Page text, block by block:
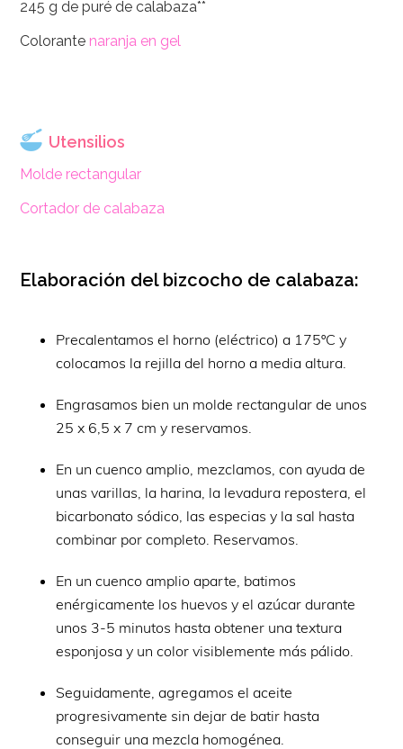
245 g de puré de calabaza**
Colorante naranja en gel
Utensilios
Molde rectangular
Cortador de calabaza
Elaboración del bizcocho de calabaza:
Precalentamos el horno (eléctrico) a 175ºC y
colocamos la rejilla del horno a media altura.
Engrasamos bien un molde rectangular de unos
25 x 6,5 x 7 cm y reservamos.
En un cuenco amplio, mezclamos, con ayuda de
unas varillas, la harina, la levadura repostera, el
bicarbonato sódico, las especias y la sal hasta
combinar por completo. Reservamos.
En un cuenco amplio aparte, batimos
enérgicamente los huevos y el azúcar durante
unos 3-5 minutos hasta obtener una textura
esponjosa y un color visiblemente más pálido.
Seguidamente, agregamos el aceite
progresivamente sin dejar de batir hasta
conseguir una mezcla homogénea.